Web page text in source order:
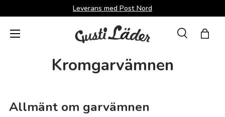
Direkt till innehållet
Leverans med Post Nord
Suche
Menü
Kromgarvämnen
Allmänt om garvämnen